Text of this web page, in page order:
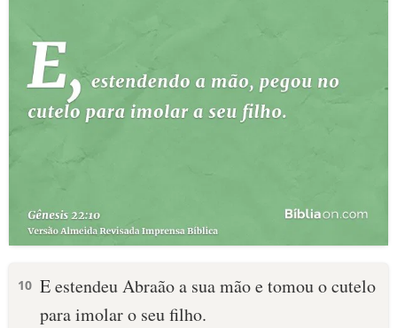
10 E estendeu Abraão a sua mão e tomou o cutelo
para imolar o seu filho.